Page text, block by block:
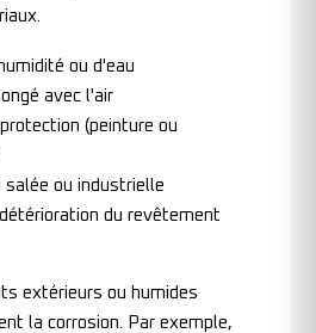
ou d'eau
avec l'air
(peinture ou
salée ou industrielle
du revêtement
extérieurs ou humides
la corrosion. Par exemple,